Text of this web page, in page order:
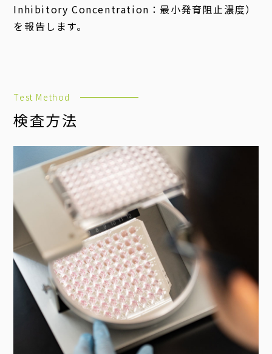
Inhibitory Concentration：最小発育阻止濃度）
を報告します。
Test Method
検査方法